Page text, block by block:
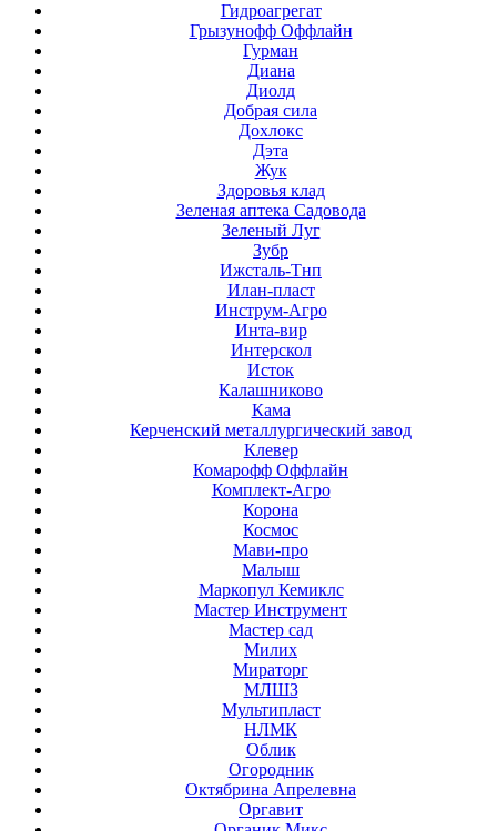
Гидроагрегат
Грызунофф Оффлайн
Гурман
Диана
Диолд
Добрая сила
Дохлокс
Дэта
Жук
Здоровья клад
Зеленая аптека Садовода
Зеленый Луг
Зубр
Ижсталь-Тнп
Илан-пласт
Инструм-Агро
Инта-вир
Интерскол
Исток
Калашниково
Кама
Керченский металлургический завод
Клевер
Комарофф Оффлайн
Комплект-Агро
Корона
Космос
Мави-про
Малыш
Маркопул Кемиклс
Мастер Инструмент
Мастер сад
Милих
Мираторг
МЛШЗ
Мультипласт
НЛМК
Облик
Огородник
Октябрина Апрелевна
Оргавит